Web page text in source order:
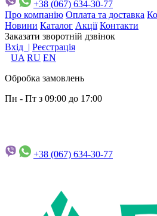
+38 (067) 634-30-77
Про компанію Оплата та доставка
Новини Каталог Акції Контакти
Заказати зворотній дзвінок
Вхід | Реєстрація
UA RU EN
Обробка замовлень
Пн - Пт з 09:00 до 17:00
+38 (067) 634-30-77